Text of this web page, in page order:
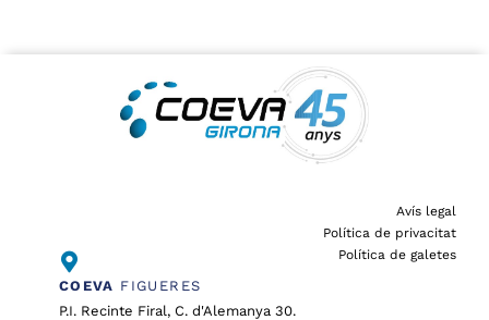
Avís legal
Política de privacitat
Política de galetes
COEVA FIGUERES
P.I. Recinte Firal, C. d'Alemanya 30.